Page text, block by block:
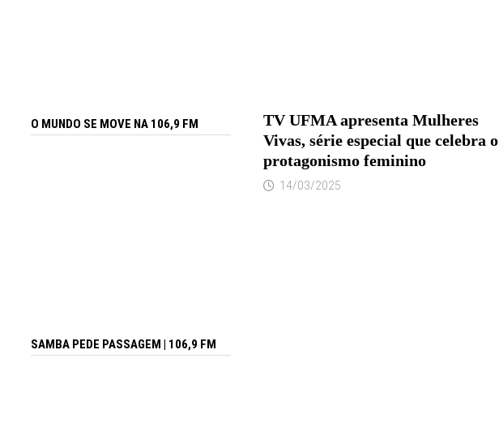
TV UFMA apresenta Mulheres
Vivas, série especial que celebra o
protagonismo feminino
14/03/2025
O MUNDO SE MOVE NA 106,9 FM
SAMBA PEDE PASSAGEM | 106,9 FM